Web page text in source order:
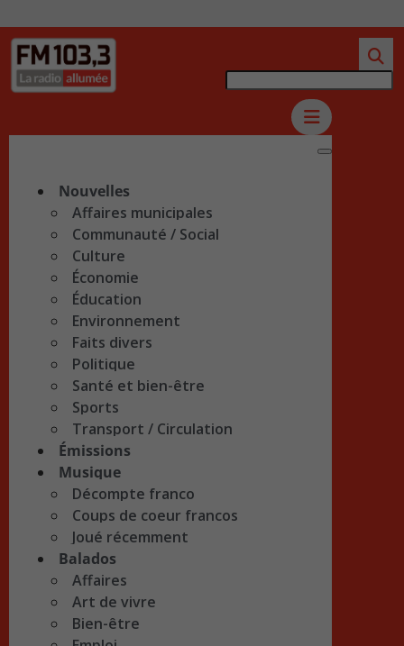
Nouvelles
Affaires municipales
Communauté / Social
Culture
Économie
Éducation
Environnement
Faits divers
Politique
Santé et bien-être
Sports
Transport / Circulation
Émissions
Musique
Décompte franco
Coups de coeur francos
Joué récemment
Balados
Affaires
Art de vivre
Bien-être